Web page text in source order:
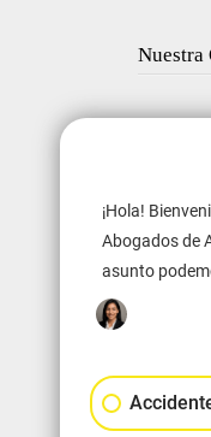
¡Hola!
Abogados de
asunto